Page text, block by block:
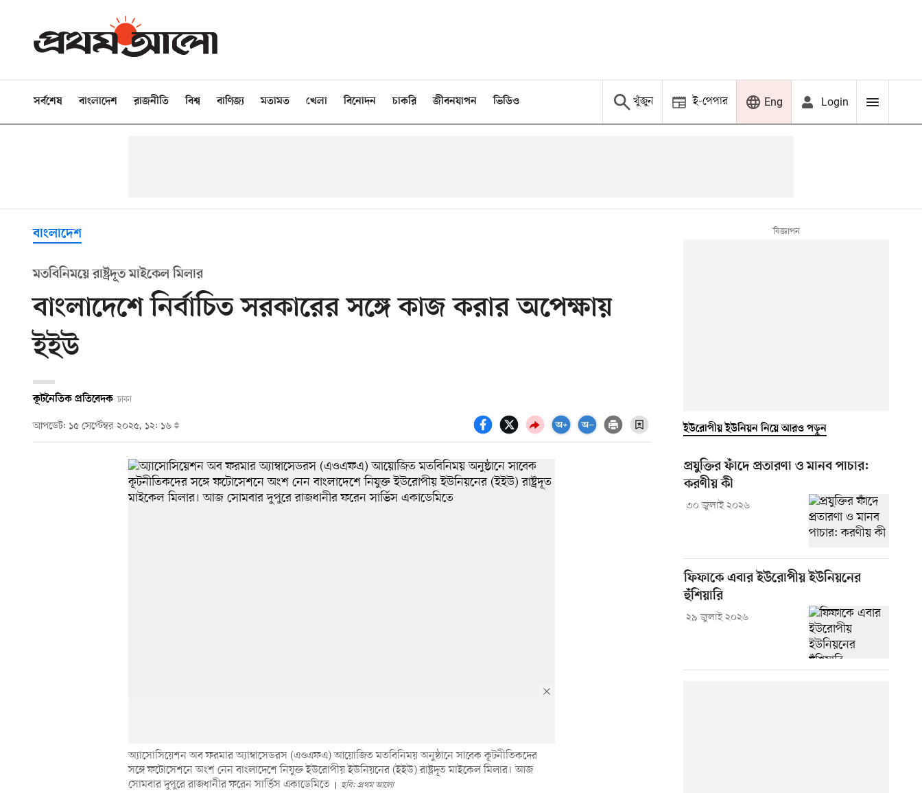
সর্বশেষ বাংলাদেশ রাজনীতি বিশ্ব বাণিজ্য মতামত খেলা বিনোদন চাকরি জীবনযাপন ভিডিও খুঁজুন ই-পেপার Eng Login
বাংলাদেশ
মতবিনিময়ে রাষ্ট্রদূত মাইকেল মিলার
বাংলাদেশে নির্বাচিত সরকারের সঙ্গে কাজ করার অপেক্ষায়
ইইউ
কূটনৈতিক প্রতিবেদক ঢাকা
আপডেট: ১৫ সেপ্টেম্বর ২০২৫, ১২: ১৬
অ্যাসোসিয়েশন অব ফরমার অ্যাম্বাসেডরস (এওএফএ) আয়োজিত মতবিনিময় অনুষ্ঠানে সাবেক কূটনীতিকদের
সঙ্গে ফটোসেশনে অংশ নেন বাংলাদেশে নিযুক্ত ইউরোপীয় ইউনিয়নের (ইইউ) রাষ্ট্রদূত মাইকেল মিলার। আজ
সোমবার দুপুরে রাজধানীর ফরেন সার্ভিস একাডেমিতে
ছবি: প্রথম আলো
ইউরোপীয় ইউনিয়ন নিয়ে আরও পড়ুন
প্রযুক্তির ফাঁদে প্রতারণা ও মানব পাচার:
করণীয় কী
৩০ জুলাই ২০২৬
ফিফাকে এবার ইউরোপীয় ইউনিয়নের
হুঁশিয়ারি
২৯ জুলাই ২০২৬